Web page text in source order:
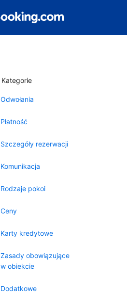
Kategorie
Odwołania
Płatność
Szczegóły rezerwacji
Komunikacja
Rodzaje pokoi
Ceny
Karty kredytowe
Zasady obowiązujące
w obiekcie
Dodatkowe